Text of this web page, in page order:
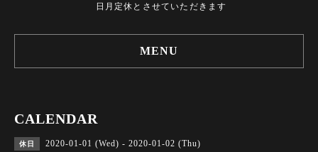
日月定休とさせていただきます
MENU
CALENDAR
休日 2020-01-01 (Wed) - 2020-01-02 (Thu)